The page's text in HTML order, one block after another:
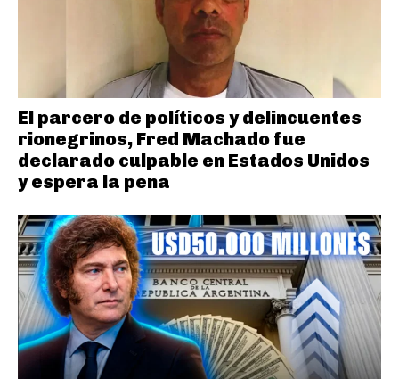
El parcero de políticos y delincuentes
rionegrinos, Fred Machado fue
declarado culpable en Estados Unidos
y espera la pena